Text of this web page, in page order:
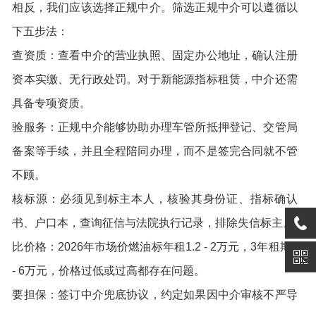
相反，我们应该选择正规中介。筛选正规中介可以遵循以
下五步法：
查资质：查看中介的营业执照、固定办公地址，确认注册
资本实缴、无行政处罚。对于新能源指标租赁，中介还需
具备专项资质。
验服务：正规中介能够协助办理车管所抵押登记、交管局
备案等手续，并且全程陪同办理，而不是签完合同就不管
不顾。
核标源：必须见到标主本人，核验其身份证、指标确认
书、户口本，查询征信与法院执行记录，排除失信标主。
比价格：2026年市场价燃油标年租1.2 - 2万元，3年租期4
- 6万元，价格过低或过高都存在问题。
要担保：签订中介兜底协议，约定如果因中介审核不严导